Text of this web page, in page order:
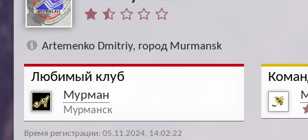
Artemenko Dmitriy, город Murmansk
Любимый клуб
Мурман
Мурманск
Время регистрации: 05.11.2024, 14:02:22